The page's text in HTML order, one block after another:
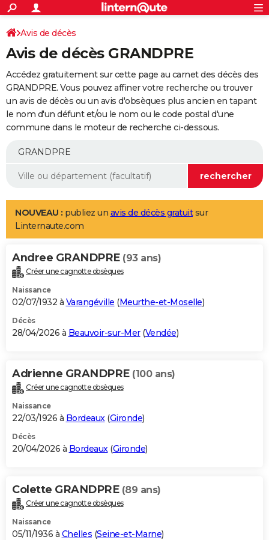
ACTUALITÉS
Politique
Société
Faits Divers
Education
Monde
Villes
+
SPORT
Coupe du monde 2026
Football
Tennis
Cyclisme
Rugby
Forum
Programme TV
TNT
Streaming
Cinéma
Sorties cinéma
Musique
+
FINANCE
Impôts
Immobilier
Risques naturels par ville
Banque
Assurance
Crédit
AUTO
Essais
Réserver un essai
Citadines
Berlines
SUV
Forum auto
+
Mobiles
Meilleur smartphone
Internet
Ordinateurs
Jeux vidéo
Guide high-tech
Aménagement intérieur
LIFESTYLE
Art de vivre
Bien-être
Loisirs
Mode
Modes de vie
Alimentation
Guide de la santé
Maladies
Médicaments
Sommeil
VOYAGE
Destinations
City break
Voyage nature
Voyage de noces
Forum
Climat
+PHOTO
GUIDES D'ACHAT
BONS PLANS
Carte de Noël
Carte Bonne année
Carte Saint-Valentin
Carte Pâques
Carte d'anniversaire
DICTIONNAIRE
Dictionnaire
Biographies
Citations
Expressions
Proverbes
PROGRAMME TV
S'inscrire
Se connecter
Lycées
Collèges
Primaires
Universités
Entreprises
Service militaire
Avis de recherche
AVIS DE DÉCÈS
Bricolage
Lifestyle
Culture
Sport
Auto
Television
Voyage
Cinema
Avis de décès
Avis de décès GRANDPRE
Accédez gratuitement sur cette page au carnet des décès des
GRANDPRE. Vous pouvez affiner votre recherche ou trouver
un avis de décès ou un avis d'obsèques plus ancien en tapant
le nom d'un défunt et/ou le nom ou le code postal d'une
commune dans le moteur de recherche ci-dessous.
NOUVEAU : publiez un avis de décès gratuitsur
Linternaute.com
Andree GRANDPRE (93 ans)
Créer une cagnotte obsèques
Naissance
02/07/1932 à Varangéville (Meurthe-et-Moselle)
Décès
28/04/2026 à Beauvoir-sur-Mer(Vendée)
Adrienne GRANDPRE (100 ans)
Créer une cagnotte obsèques
Naissance
22/03/1926 à Bordeaux(Gironde)
Décès
20/04/2026 à Bordeaux(Gironde)
Colette GRANDPRE (89 ans)
Créer une cagnotte obsèques
Naissance
05/11/1936 à Chelles (Seine-et-Marne)